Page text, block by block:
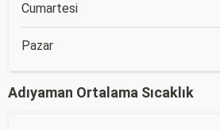
Cumartesi
Pazar
Adıyaman Ortalama Sıcaklık